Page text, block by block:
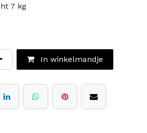
7 kg
In winkelmandje